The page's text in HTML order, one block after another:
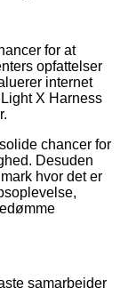
for at
opfattelser
internet
X Harness
chancer for
Desuden
hvor det er
samarbejder